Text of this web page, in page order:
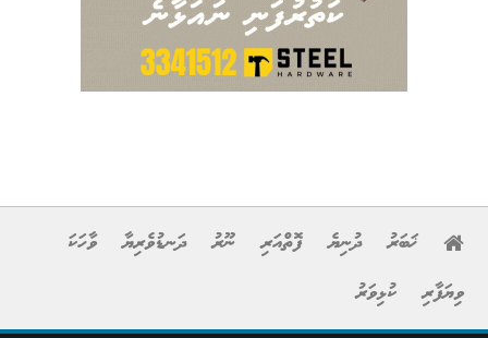
ޚަބަރު ދުނިޔެ ފޮތްއަރި ނޫރު ދަނޑުވެރިޔާ
ވާހަކަ
ވިޔަފާރި
ކުޅިވަރު